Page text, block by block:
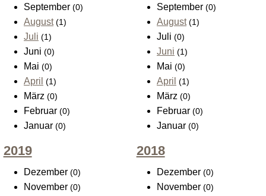
September (0)
August (1)
Juli (1)
Juni (0)
Mai (0)
April (1)
März (0)
Februar (0)
Januar (0)
September(0)
August (1)
Juli(0)
Juni (1)
Mai(0)
April (1)
März(0)
Februar(0)
Januar(0)
2019
Dezember (0)
November (0)
2018
Dezember(0)
November(0)